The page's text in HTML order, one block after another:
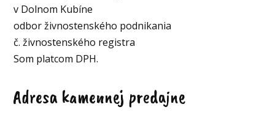
v Dolnom Kubíne
odbor živnostenského podnikania
č. živnostenského registra
Som platcom DPH.
Adresa kamennej predajne